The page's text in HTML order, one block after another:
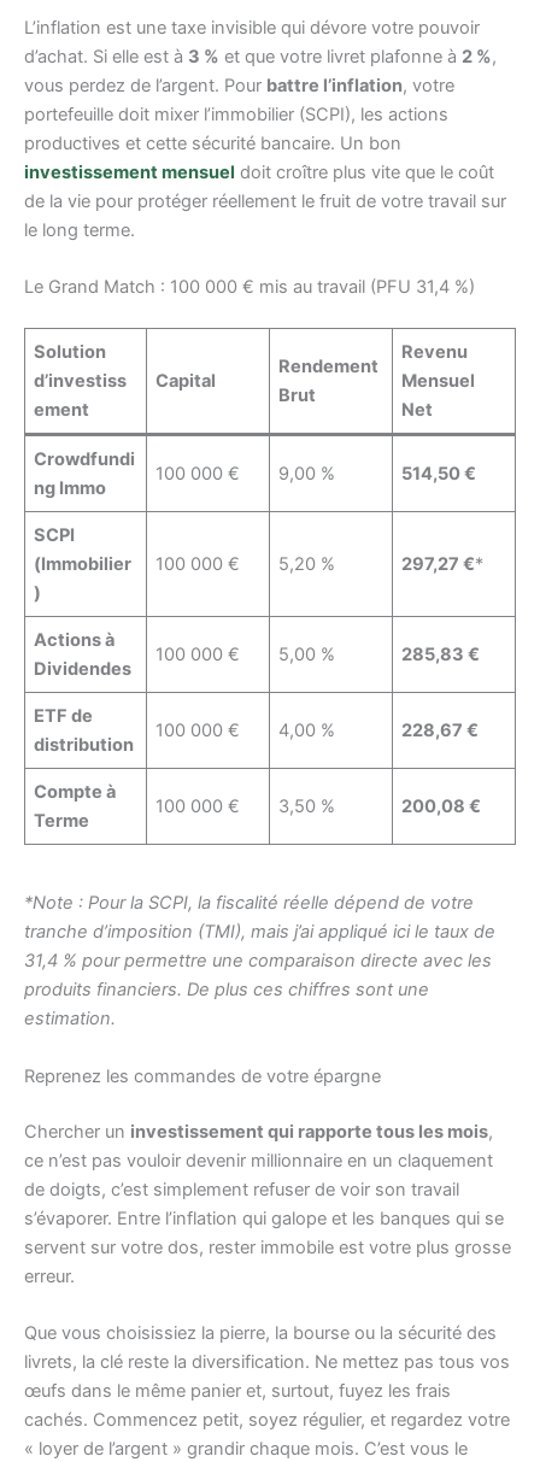
L’inflation est une taxe invisible qui dévore votre pouvoir
d’achat. Si elle est à 3 % et que votre livret plafonne à 2 %,
vous perdez de l’argent. Pour battre l’inflation, votre
portefeuille doit mixer l’immobilier (SCPI), les actions
productives et cette sécurité bancaire. Un bon
investissement mensuel doit croître plus vite que le coût
de la vie pour protéger réellement le fruit de votre travail sur
le long terme.
Le Grand Match : 100 000 € mis au travail (PFU 31,4 %)
Solution
d’investiss
ement
Capital
Rendement
Brut
Revenu
Mensuel
Net
Crowdfundi
ng Immo
100 000 € 9,00 % 514,50 €
SCPI
(Immobilier
)
100 000 € 5,20 % 297,27 €*
Actions à
Dividendes
100 000 € 5,00 % 285,83 €
ETF de
distribution
100 000 € 4,00 % 228,67 €
Compte à
Terme
100 000 € 3,50 % 200,08 €
*Note : Pour la SCPI, la fiscalité réelle dépend de votre
tranche d’imposition (TMI), mais j’ai appliqué ici le taux de
31,4 % pour permettre une comparaison directe avec les
produits financiers. De plus ces chiffres sont une
estimation.
Reprenez les commandes de votre épargne
Chercher un investissement qui rapporte tous les mois,
ce n’est pas vouloir devenir millionnaire en un claquement
de doigts, c’est simplement refuser de voir son travail
s’évaporer. Entre l’inflation qui galope et les banques qui se
servent sur votre dos, rester immobile est votre plus grosse
erreur.
Que vous choisissiez la pierre, la bourse ou la sécurité des
livrets, la clé reste la diversification. Ne mettez pas tous vos
œufs dans le même panier et, surtout, fuyez les frais
cachés. Commencez petit, soyez régulier, et regardez votre
« loyer de l’argent » grandir chaque mois. C’est vous le